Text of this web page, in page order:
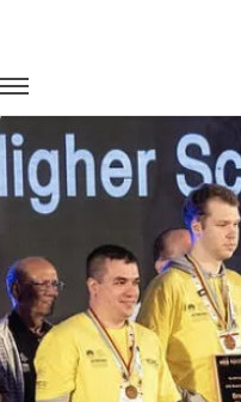
Чемпионат мира по